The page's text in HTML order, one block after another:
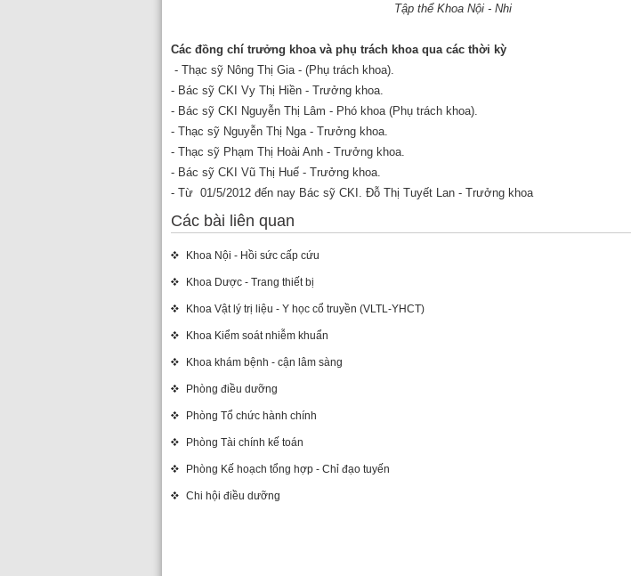
Tập thể Khoa Nội - Nhi
Các đồng chí trưởng khoa và phụ trách khoa qua các thời kỳ
- Thạc sỹ Nông Thị Gia - (Phụ trách khoa).
- Bác sỹ CKI Vy Thị Hiền - Trưởng khoa.
- Bác sỹ CKI Nguyễn Thị Lâm - Phó khoa (Phụ trách khoa).
- Thạc sỹ Nguyễn Thị Nga - Trưởng khoa.
- Thạc sỹ Phạm Thị Hoài Anh - Trưởng khoa.
- Bác sỹ CKI Vũ Thị Huế - Trưởng khoa.
- Từ 01/5/2012 đến nay Bác sỹ CKI. Đỗ Thị Tuyết Lan - Trưởng khoa
Các bài liên quan
Khoa Nội - Hồi sức cấp cứu
Khoa Dược - Trang thiết bị
Khoa Vật lý trị liệu - Y học cổ truyền (VLTL-YHCT)
Khoa Kiểm soát nhiễm khuẩn
Khoa khám bệnh - cận lâm sàng
Phòng điều dưỡng
Phòng Tổ chức hành chính
Phòng Tài chính kế toán
Phòng Kế hoạch tổng hợp - Chỉ đạo tuyến
Chi hội điều dưỡng